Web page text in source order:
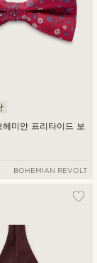
미안 프리타이드 보
BOHEMIAN REVOLT